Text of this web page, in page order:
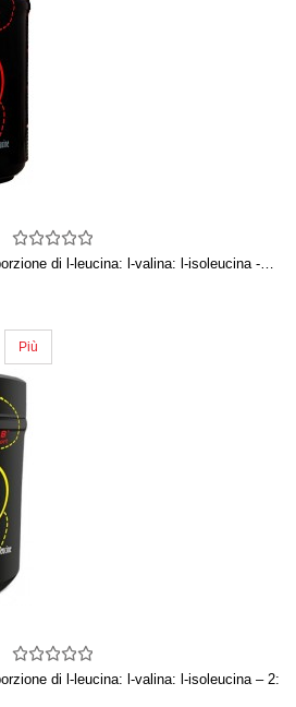
di l-leucina: l-valina: l-isoleucina -…
Più
di l-leucina: l-valina: l-isoleucina – 2: